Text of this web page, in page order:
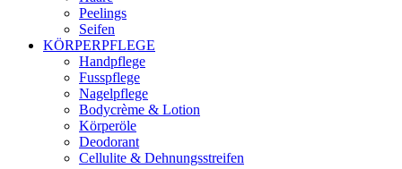
Peelings
Seifen
KÖRPERPFLEGE
Handpflege
Fusspflege
Nagelpflege
Bodycrème & Lotion
Körperöle
Deodorant
Cellulite & Dehnungsstreifen